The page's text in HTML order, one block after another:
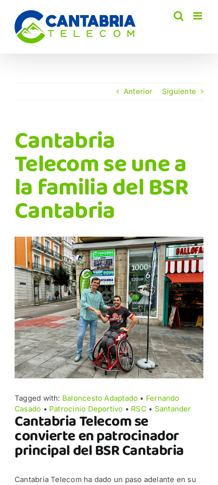
contenido
Anterior Siguiente
Cantabria
Telecom se une a
la familia del BSR
Cantabria
Ver
imagen
más
grande
Tagged with: Baloncesto Adaptado • Fernando
Casado • Patrocinio Deportivo • RSC • Santander
Cantabria Telecom se
convierte en patrocinador
principal del BSR Cantabria
Cantabria Telecom ha dado un paso adelante en su